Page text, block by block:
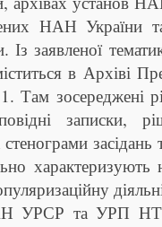
НАН України
заявленої
в Архіві
Там зосереджені
записки,
характеризують
УРСР та УРП